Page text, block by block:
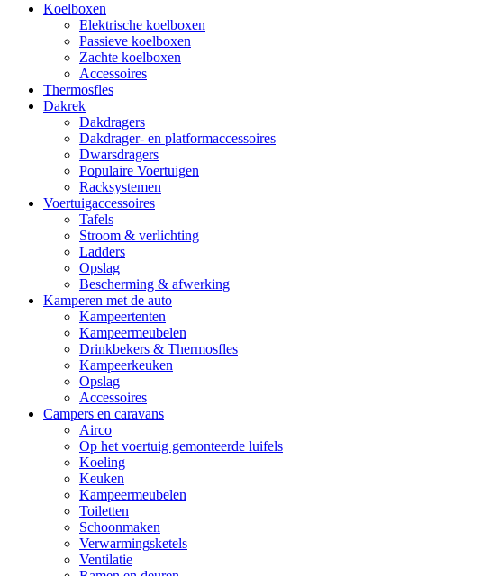
Koelboxen
Elektrische koelboxen
Passieve koelboxen
Zachte koelboxen
Accessoires
Thermosfles
Dakrek
Dakdragers
Dakdrager- en platformaccessoires
Dwarsdragers
Populaire Voertuigen
Racksystemen
Voertuigaccessoires
Tafels
Stroom & verlichting
Ladders
Opslag
Bescherming & afwerking
Kamperen met de auto
Kampeertenten
Kampeermeubelen
Drinkbekers & Thermosfles
Kampeerkeuken
Opslag
Accessoires
Campers en caravans
Airco
Op het voertuig gemonteerde luifels
Koeling
Keuken
Kampeermeubelen
Toiletten
Schoonmaken
Verwarmingsketels
Ventilatie